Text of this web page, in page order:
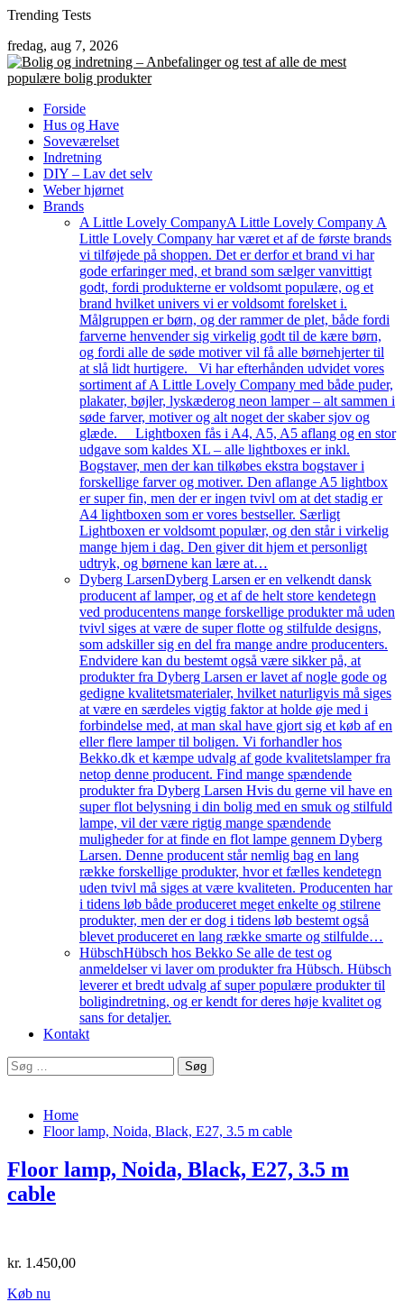
Skip
content
Trending Tests
fredag, aug 7, 2026
Forside
Hus og Have
Soveværelset
Indretning
DIY – Lav det selv
Weber hjørnet
Brands
A Little Lovely CompanyA Little Lovely Company A
Little Lovely Company har været et af de første brands
vi tilføjede på shoppen. Det er derfor et brand vi har
gode erfaringer med, et brand som sælger vanvittigt
godt, fordi produkterne er voldsomt populære, og et
brand hvilket univers vi er voldsomt forelsket i.
Målgruppen er børn, og der rammer de plet, både fordi
farverne henvender sig virkelig godt til de kære børn,
og fordi alle de søde motiver vil få alle børnehjerter til
at slå lidt hurtigere. Vi har efterhånden udvidet vores
sortiment af A Little Lovely Company med både puder,
plakater, bøjler, lyskæderog neon lamper – alt sammen i
søde farver, motiver og alt noget der skaber sjov og
glæde. Lightboxen fås i A4, A5, A5 aflang og en stor
udgave som kaldes XL – alle lightboxes er inkl.
Bogstaver, men der kan tilkøbes ekstra bogstaver i
forskellige farver og motiver. Den aflange A5 lightbox
er super fin, men der er ingen tvivl om at det stadig er
A4 lightboxen som er vores bestseller. Særligt
Lightboxen er voldsomt populær, og den står i virkelig
mange hjem i dag. Den giver dit hjem et personligt
udtryk, og børnene kan lære at…
Dyberg LarsenDyberg Larsen er en velkendt dansk
producent af lamper, og et af de helt store kendetegn
ved producentens mange forskellige produkter må uden
tvivl siges at være de super flotte og stilfulde designs,
som adskiller sig en del fra mange andre producenters.
Endvidere kan du bestemt også være sikker på, at
produkter fra Dyberg Larsen er lavet af nogle gode og
gedigne kvalitetsmaterialer, hvilket naturligvis må siges
at være en særdeles vigtig faktor at holde øje med i
forbindelse med, at man skal have gjort sig et køb af en
eller flere lamper til boligen. Vi forhandler hos
Bekko.dk et kæmpe udvalg af gode kvalitetslamper fra
netop denne producent. Find mange spændende
produkter fra Dyberg Larsen Hvis du gerne vil have en
super flot belysning i din bolig med en smuk og stilfuld
lampe, vil der være rigtig mange spændende
muligheder for at finde en flot lampe gennem Dyberg
Larsen. Denne producent står nemlig bag en lang
række forskellige produkter, hvor et fælles kendetegn
uden tvivl må siges at være kvaliteten. Producenten har
i tidens løb både produceret meget enkelte og stilrene
produkter, men der er dog i tidens løb bestemt også
blevet produceret en lang række smarte og stilfulde…
HübschHübsch hos Bekko Se alle de test og
anmeldelser vi laver om produkter fra Hübsch. Hübsch
leverer et bredt udvalg af super populære produkter til
boligindretning, og er kendt for deres høje kvalitet og
sans for detaljer.
Kontakt
Søg
efter:
Home
Floor lamp, Noida, Black, E27, 3.5 m cable
Floor lamp, Noida, Black, E27, 3.5 m
cable
kr. 1.450,00
Køb nu